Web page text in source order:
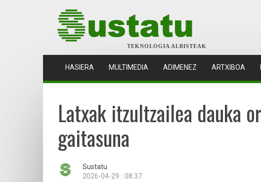
TEKNOLOGIA ALBISTEAK
HASIERA (CURRENT)
MULTIMEDIA ADIMENEZ ARTXIBOA
Latxak itzultzailea dauka
gaitasuna
Sustatu
2026-04-29 : 08:37